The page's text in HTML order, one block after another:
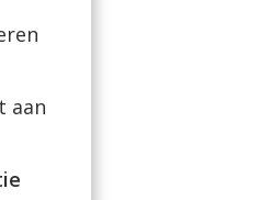
aan